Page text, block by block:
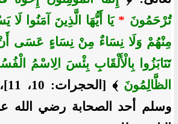
تُرْحَمُونَ * يَا أَيُّهَا الَّذِينَ آمَنُوا
مِنْهُمْ وَلَا نِسَاءٌ مِنْ نِسَاءٍ عَسَى أَنْ
تَنَابَزُوا بِالْأَلْقَابِ بِئْسَ الِاسْمُ
الظَّالِمُونَ ﴾
وسلم أحد الصحابة رضي الله